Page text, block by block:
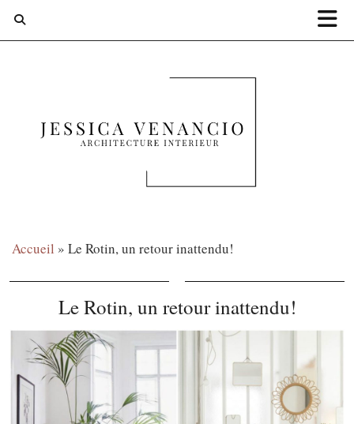
Accueil » Le Rotin, un retour inattendu!
Le Rotin, un retour inattendu!